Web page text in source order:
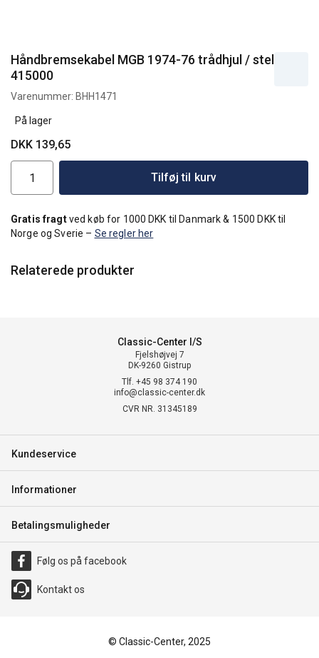
Håndbremsekabel MGB 1974-76 trådhjul / stel
415000
Varenummer: BHH1471
På lager
DKK 139,65
Tilføj til kurv
Gratis fragtved køb for 1000 DKK til Danmark & 1500 DKK til
Norge og Sverie – Se regler her
Relaterede produkter
Classic-Center I/S
Fjelshøjvej 7
DK-9260 Gistrup
Tlf. +45 98 374 190
info@classic-center.dk
CVR NR. 31345189
Kundeservice
Informationer
Betalingsmuligheder
Følg os på facebook
Kontakt os
© Classic-Center, 2025